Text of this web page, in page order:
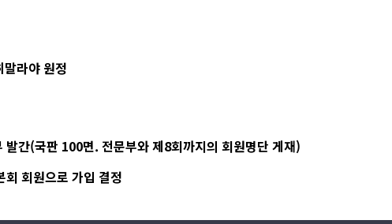
라야 원정
발간(국판 100면. 전문부와 제8회까지의 회원명단 게재)
회 회원으로 가입 결정